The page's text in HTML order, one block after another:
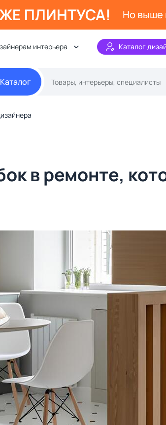
ПЛИНТУСА! Но выше
интерьера Каталог
Каталог
в ремонте,